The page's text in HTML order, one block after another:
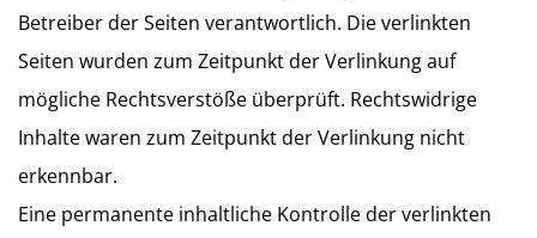
Betreiber der Seiten verantwortlich. Die verlinkten
Seiten wurden zum Zeitpunkt der Verlinkung auf
mögliche Rechtsverstöße überprüft. Rechtswidrige
Inhalte waren zum Zeitpunkt der Verlinkung nicht
erkennbar.
Eine permanente inhaltliche Kontrolle der verlinkten